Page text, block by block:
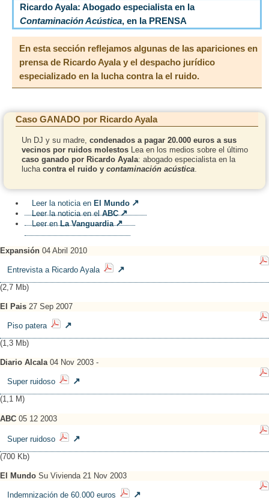
Ricardo Ayala: Abogado especialista en la
Contaminación Acústica, en la PRENSA
En esta sección reflejamos algunas de las apariciones en
prensa de Ricardo Ayalay el despacho jurídico
especializado en la lucha contra la el ruido.
Caso GANADO por Ricardo Ayala
Un DJ y su madre, condenados a pagar 20.000 euros a sus
vecinos por ruidos molestos Lea en los medios sobre el último
caso ganado por Ricardo Ayala: abogado especialista en la
lucha contra el ruido y contaminación acústica.
Leer la noticia en El Mundo
Leer la noticia en elABC
Leer enLa Vanguardia
Expansión 04 Abril 2010
Entrevista a Ricardo Ayala
(2,7 Mb)
El Pais 27 Sep 2007
Piso patera
(1,3 Mb)
Diario Alcala04 Nov 2003 -
Super ruidoso
(1,1 M)
ABC 05 12 2003
Super ruidoso
(700 Kb)
El Mundo Su Vivienda 21 Nov 2003
Indemnización de 60.000 euros